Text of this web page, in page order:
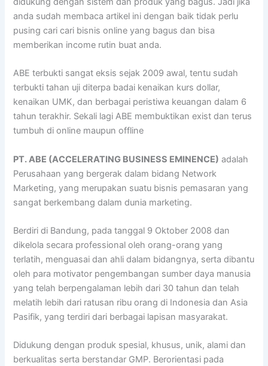
anda sudah membaca artikel ini dengan baik tidak perlu
pusing cari cari bisnis online yang bagus dan bisa
memberikan income rutin buat anda.
ABE terbukti sangat eksis sejak 2009 awal, tentu sudah
terbukti tahan uji diterpa badai kenaikan kurs dollar,
kenaikan UMK, dan berbagai peristiwa keuangan dalam 6
tahun terakhir. Sekali lagi ABE membuktikan exist dan terus
tumbuh di online maupun offline
PT. ABE (ACCELERATING BUSINESS EMINENCE) adalah
Perusahaan yang bergerak dalam bidang Network
Marketing, yang merupakan suatu bisnis pemasaran yang
sangat berkembang dalam dunia marketing.
Berdiri di Bandung, pada tanggal 9 Oktober 2008 dan
dikelola secara professional oleh orang-orang yang
terlatih, menguasai dan ahli dalam bidangnya, serta dibantu
oleh para motivator pengembangan sumber daya manusia
yang telah berpengalaman lebih dari 30 tahun dan telah
melatih lebih dari ratusan ribu orang di Indonesia dan Asia
Pasifik, yang terdiri dari berbagai lapisan masyarakat.
Didukung dengan produk spesial, khusus, unik, alami dan
berkualitas serta berstandar GMP. Berorientasi pada